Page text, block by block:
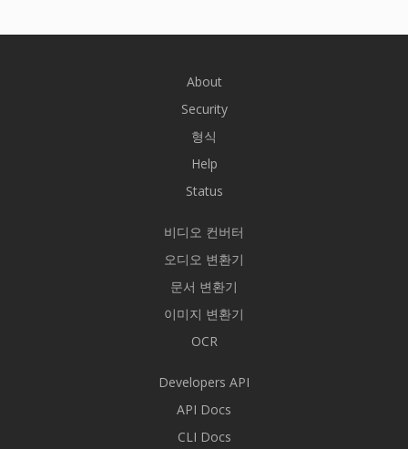
About
Security
형식
Help
Status
비디오 컨버터
오디오 변환기
문서 변환기
이미지 변환기
OCR
Developers API
API Docs
CLI Docs